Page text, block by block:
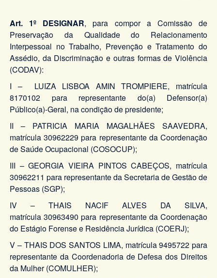
Art. 1º DESIGNAR, para compor a Comissão de
Preservação da Qualidade do Relacionamento
Interpessoal no Trabalho, Prevenção e Tratamento do
Assédio, da Discriminação e outras formas de Violência
(CODAV):
I – LUIZA LISBOA AMIN TROMPIERE, matrícula
8170102 para representante do(a) Defensor(a)
Público(a)-Geral, na condição de presidente;
II – PATRICIA MARIA MAGALHÃES SAAVEDRA,
matrícula 30962229 para representante da Coordenação
de Saúde Ocupacional (COSOCUP);
III – GEORGIA VIEIRA PINTOS CABEÇOS, matrícula
30962211 para representante da Secretaria de Gestão de
Pessoas (SGP);
IV – THAIS NACIF ALVES DA SILVA,
matrícula 30963490 para representante da Coordenação
do Estágio Forense e Residência Jurídica (COERJ);
V – THAIS DOS SANTOS LIMA, matrícula 9495722 para
representante da Coordenadoria de Defesa dos Direitos
da Mulher (COMULHER);